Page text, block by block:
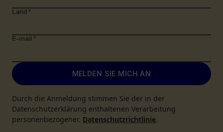
Land *
E-mail *
MELDEN SIE MICH AN
Durch die Anmeldung stimmen Sie der in der
Datenschutzerklärung enthaltenen Verarbeitung
personenbezogener. Datenschutzrichtlinie.